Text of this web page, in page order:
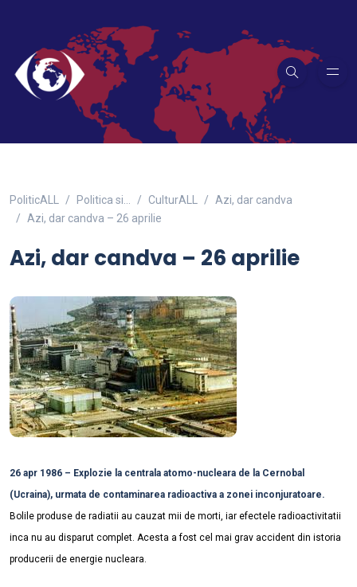
PoliticALL Politica si… CulturALL
Azi, dar candva
Azi, dar candva – 26 aprilie
Azi, dar candva – 26 aprilie
26 apr 1986 – Explozie la centrala atomo-nucleara de la Cernobal
(Ucraina), urmata de contaminarea radioactiva a zonei inconjuratoare.
Bolile produse de radiatii au cauzat mii de morti, iar efectele radioactivitatii
inca nu au disparut complet. Acesta a fost cel mai grav accident din istoria
producerii de energie nucleara.